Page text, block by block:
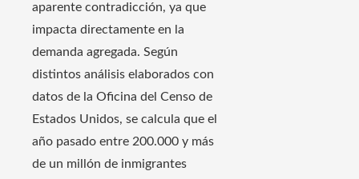
aparente contradicción, ya que
impacta directamente en la
demanda agregada. Según
distintos análisis elaborados con
datos de la Oficina del Censo de
Estados Unidos, se calcula que el
año pasado entre 200.000 y más
de un millón de inmigrantes